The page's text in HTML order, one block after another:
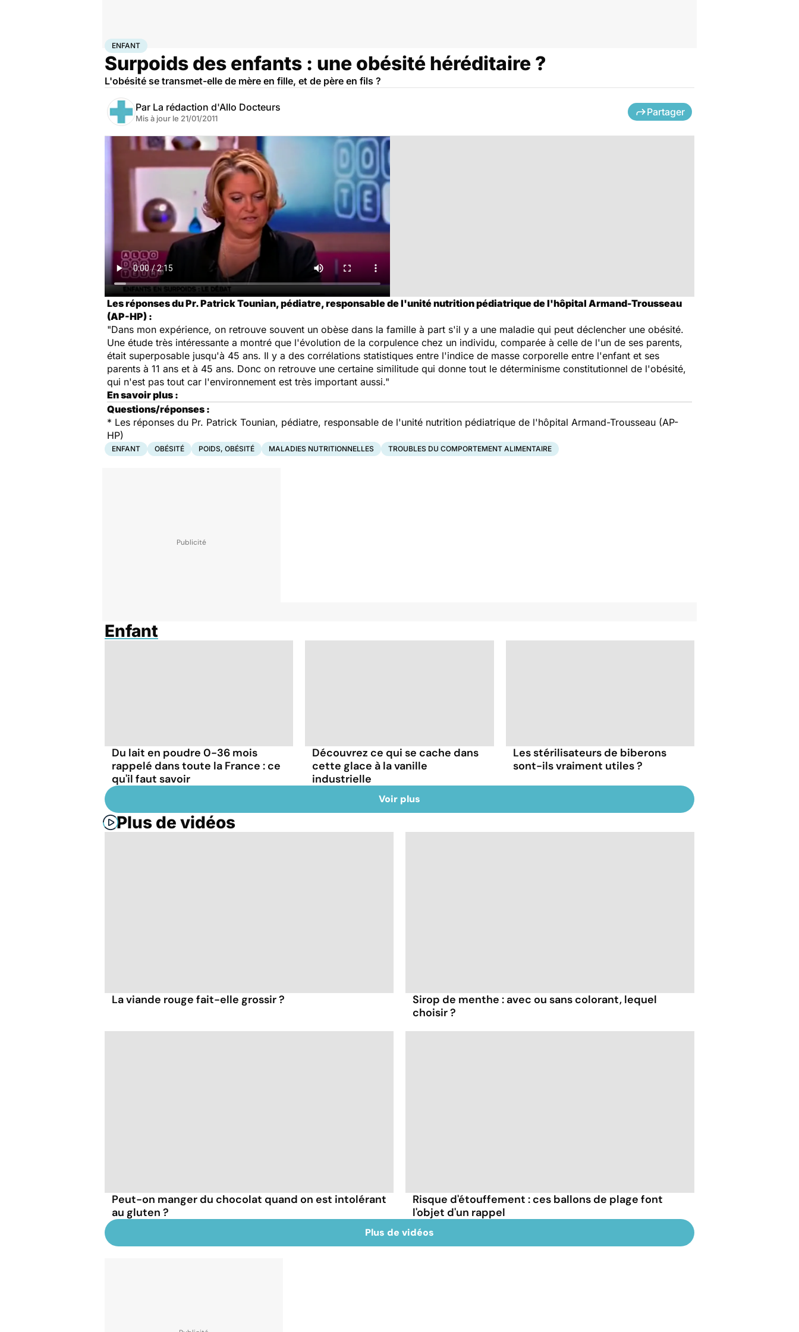
AccueilFamille
ENFANT
Surpoids des enfants : une obésité héréditaire ?
L'obésité se transmet-elle de mère en fille, et de père en fils ?
Par La rédaction d'Allo Docteurs
Mis à jour le 21/01/2011
Partager
Les réponses du Pr. Patrick Tounian, pédiatre, responsable de l'unité nutrition pédiatrique de l'hôpital Armand-Trousseau
(AP-HP) :
"Dans mon expérience, on retrouve souvent un obèse dans la famille à part s'il y a une maladie qui peut déclencher une obésité.
Une étude très intéressante a montré que l'évolution de la corpulence chez un individu, comparée à celle de l'un de ses parents,
était superposable jusqu'à 45 ans. Il y a des corrélations statistiques entre l'indice de masse corporelle entre l'enfant et ses
parents à 11 ans et à 45 ans. Donc on retrouve une certaine similitude qui donne tout le déterminisme constitutionnel de l'obésité,
qui n'est pas tout car l'environnement est très important aussi."
En savoir plus :
Questions/réponses :
* Les réponses du Pr. Patrick Tounian, pédiatre, responsable de l'unité nutrition pédiatrique de l'hôpital Armand-Trousseau (AP-
HP)
ENFANT OBÉSITÉ POIDS, OBÉSITÉ MALADIES NUTRITIONNELLES TROUBLES DU COMPORTEMENT ALIMENTAIRE
Enfant
Du lait en poudre 0-36 mois
rappelé dans toute la France : ce
qu'il faut savoir
Découvrez ce qui se cache dans
cette glace à la vanille
industrielle
Les stérilisateurs de biberons
sont-ils vraiment utiles ?
Voir plus
Plus de vidéos
La viande rouge fait-elle grossir ?
Sirop de menthe : avec ou sans colorant, lequel
choisir ?
Peut-on manger du chocolat quand on est intolérant
au gluten ?
Risque d'étouffement : ces ballons de plage font
l'objet d'un rappel
Plus de vidéos